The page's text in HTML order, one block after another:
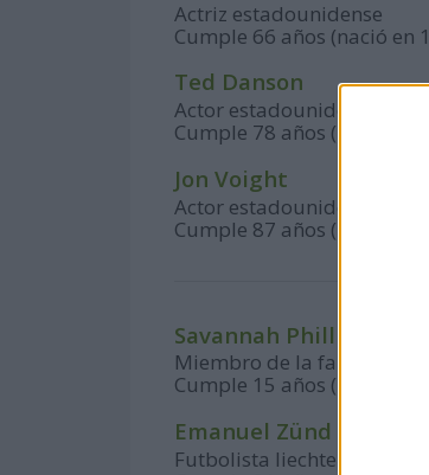
Actriz estadounidense
Cumple 66 años (nació en
Ted Danson
Actor estadounidense
Cumple 78 años (nació en
Jon Voight
Actor estadounidense
Cumple 87 años (nació en
Savannah Phillips
Miembro de la familia
Cumple 15 años (nació en
Emanuel Zünd
Futbolista liechtensteiniano